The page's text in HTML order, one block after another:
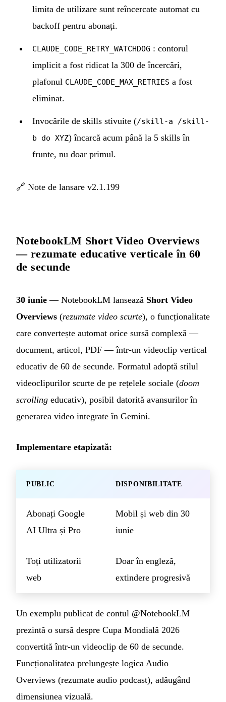
limita de utilizare sunt reîncercate automat cu
backoff pentru abonați.
CLAUDE_CODE_RETRY_WATCHDOG : contorul
implicit a fost ridicat la 300 de încercări,
plafonul CLAUDE_CODE_MAX_RETRIES a fost
eliminat.
Invocările de skills stivuite (/skill-a /skill-
b do XYZ) încarcă acum până la 5 skills în
frunte, nu doar primul.
🔗 Note de lansare v2.1.199
NotebookLM Short Video Overviews
— rezumate educative verticale în 60
de secunde
30 iunie — NotebookLM lansează Short Video
Overviews (rezumate video scurte), o funcționalitate
care convertește automat orice sursă complexă —
document, articol, PDF — într-un videoclip vertical
educativ de 60 de secunde. Formatul adoptă stilul
videoclipurilor scurte de pe rețelele sociale (doom
scrolling educativ), posibil datorită avansurilor în
generarea video integrate în Gemini.
Implementare etapizată:
PUBLIC DISPONIBILITATE
Abonați Google
AI Ultra și Pro
Mobil și web din 30
iunie
Toți utilizatorii
web
Doar în engleză,
extindere progresivă
Un exemplu publicat de contul @NotebookLM
prezintă o sursă despre Cupa Mondială 2026
convertită într-un videoclip de 60 de secunde.
Funcționalitatea prelungește logica Audio
Overviews (rezumate audio podcast), adăugând
dimensiunea vizuală.